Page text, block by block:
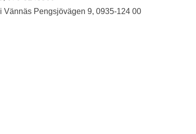
Vännäs Pengsjövägen 9, 0935-124 00